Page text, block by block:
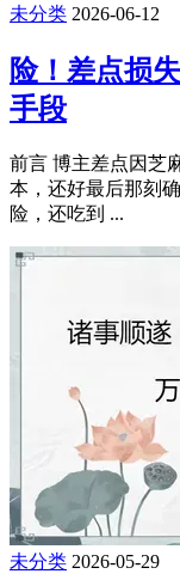
未分类 2026-06-12
险！差点损
手段
前言 博主差点因芝
本，还好最后那刻
险，还吃到 ...
未分类 2026-05-29